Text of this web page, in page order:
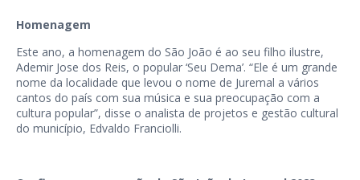
Homenagem
Este ano, a homenagem do São João é ao seu filho ilustre,
Ademir Jose dos Reis, o popular ‘Seu Dema’. “Ele é um grande
nome da localidade que levou o nome de Juremal a vários
cantos do país com sua música e sua preocupação com a
cultura popular”, disse o analista de projetos e gestão cultural
do município, Edvaldo Franciolli.